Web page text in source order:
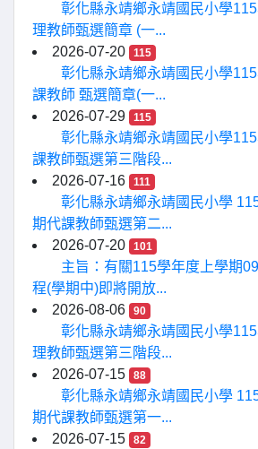
彰化縣永靖鄉永靖國民小學
理教師甄選簡章 (一...
2026-07-20
115
彰化縣永靖鄉永靖國民小學
課教師 甄選簡章(一...
2026-07-29
115
彰化縣永靖鄉永靖國民小學
課教師甄選第三階段...
2026-07-16
111
彰化縣永靖鄉永靖國民小學
期代課教師甄選第二...
2026-07-20
101
主旨：有關115學年度上學期
程(學期中)即將開放...
2026-08-06
90
彰化縣永靖鄉永靖國民小學
理教師甄選第三階段...
2026-07-15
88
彰化縣永靖鄉永靖國民小學
期代課教師甄選第一...
2026-07-15
82